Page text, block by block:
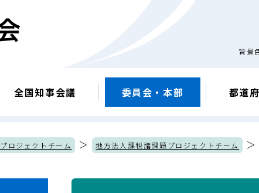
背景
全国知事会議 委員会・本部 都道
プロジェクトチーム ＞ 地方法人課税諸課題プロジェクトチーム ＞